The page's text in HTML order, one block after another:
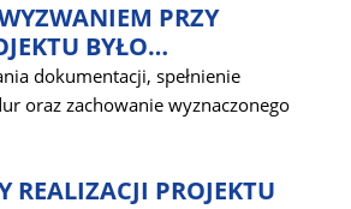
PRZY
BYŁO…
dokumentacji, spełnienie
oraz zachowanie wyznaczonego
REALIZACJI PROJEKTU